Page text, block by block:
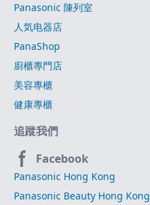
Panasonic 陳列室
人気电器店
PanaShop
廚櫃專門店
美容專櫃
健康專櫃
追蹤我們
Facebook
Panasonic Hong Kong
Panasonic Beauty Hong Kong